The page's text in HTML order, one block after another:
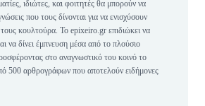
ιδιώτες, και φοιτητές θα μπορούν να
που τους δίνονται για να ενισχύσουν
τους κουλτούρα. Το epixeiro.gr επιδιώκει να
να δίνει έμπνευση μέσα από το πλούσιο
στο αναγνωστικό του κοινό το
500 αρθρογράφων που αποτελούν ειδήμονες